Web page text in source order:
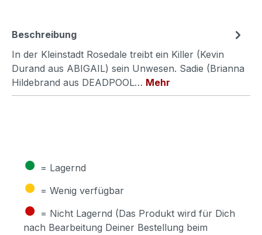
Beschreibung
In der Kleinstadt Rosedale treibt ein Killer (Kevin
Durand aus ABIGAIL) sein Unwesen. Sadie (Brianna
Hildebrand aus DEADPOOL… Mehr
● = Lagernd
● = Wenig verfügbar
● = Nicht Lagernd (Das Produkt wird für Dich
nach Bearbeitung Deiner Bestellung beim